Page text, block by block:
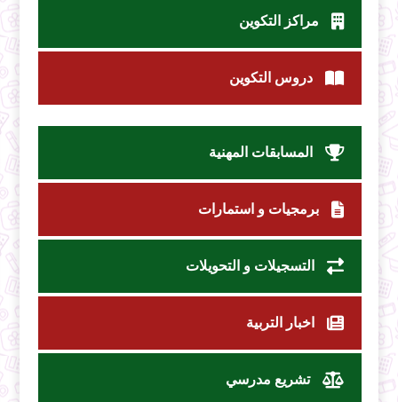
مراكز التكوين
دروس التكوين
المسابقات المهنية
برمجيات و استمارات
التسجيلات و التحويلات
اخبار التربية
تشريع مدرسي